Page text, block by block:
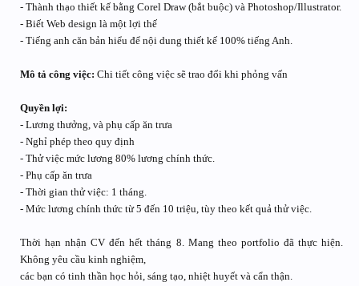
- Thành thạo thiết kế bằng Corel Draw (bắt buộc) và Photoshop/Illustrator.
- Biết Web design là một lợi thế
- Tiếng anh căn bản hiểu để nội dung thiết kế 100% tiếng Anh.
Mô tả công việc: Chi tiết công việc sẽ trao đổi khi phỏng vấn
Quyền lợi:
- Lương thưởng, và phụ cấp ăn trưa
- Nghỉ phép theo quy định
- Thử việc mức lương 80% lương chính thức.
- Phụ cấp ăn trưa
- Thời gian thử việc: 1 tháng.
- Mức lương chính thức từ 5 đến 10 triệu, tùy theo kết quả thử việc.
Thời hạn nhận CV đến hết tháng 8. Mang theo portfolio đã thực hiện.
Không yêu cầu kinh nghiệm,
các bạn có tinh thần học hỏi, sáng tạo, nhiệt huyết và cẩn thận.